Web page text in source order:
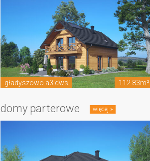
gładyszowo a3 dws 112.83m²
domy parterowe